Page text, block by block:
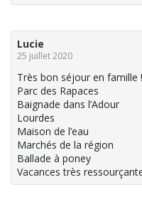
Lucie
25 juillet 2020
Très bon séjour en famille
Parc des Rapaces
Baignade dans l’Adour
Lourdes
Maison de l’eau
Marchés de la région
Ballade à poney
Vacances très